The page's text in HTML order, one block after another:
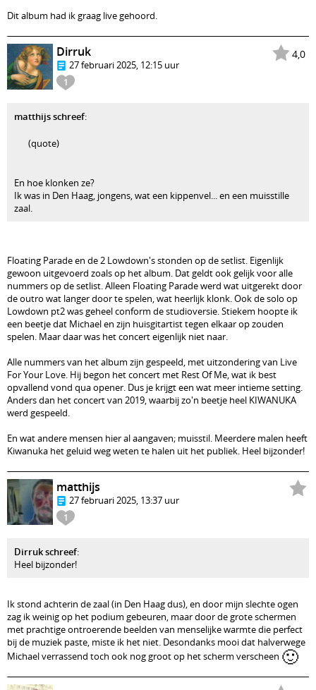
Dit album had ik graag live gehoord.
4,0
1
Dirruk
27 februari 2025, 12:15 uur
matthijs schreef:
(quote)
En hoe klonken ze?
Ik was in Den Haag, jongens, wat een kippenvel... en een muisstille
zaal.
Floating Parade en de 2 Lowdown's stonden op de setlist. Eigenlijk
gewoon uitgevoerd zoals op het album. Dat geldt ook gelijk voor alle
nummers op de setlist. Alleen Floating Parade werd wat uitgerekt door
de outro wat langer door te spelen, wat heerlijk klonk. Ook de solo op
Lowdown pt2 was geheel conform de studioversie. Stiekem hoopte ik
een beetje dat Michael en zijn huisgitartist tegen elkaar op zouden
spelen. Maar daar was het concert eigenlijk niet naar.
Alle nummers van het album zijn gespeeld, met uitzondering van Live
For Your Love. Hij begon het concert met Rest Of Me, wat ik best
opvallend vond qua opener. Dus je krijgt een wat meer intieme setting.
Anders dan het concert van 2019, waarbij zo'n beetje heel KIWANUKA
werd gespeeld.
En wat andere mensen hier al aangaven; muisstil. Meerdere malen heeft
Kiwanuka het geluid weg weten te halen uit het publiek. Heel bijzonder!
1
matthijs
27 februari 2025, 13:37 uur
Dirruk schreef:
Heel bijzonder!
Ik stond achterin de zaal (in Den Haag dus), en door mijn slechte ogen
zag ik weinig op het podium gebeuren, maar door de grote schermen
met prachtige ontroerende beelden van menselijke warmte die perfect
bij de muziek paste, miste ik het niet. Desondanks mooi dat halverwege
Michael verrassend toch ook nog groot op het scherm verscheen 🙂